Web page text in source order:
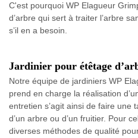
C'est pourquoi WP Elagueur
d’arbre qui sert à traiter l’arbre
s’il en a besoin.
Jardinier pour étêtage
Notre équipe de jardiniers WP
prend en charge la réalisation
entretien s’agit ainsi de faire une
d’un arbre ou d’un fruitier. Pour
diverses méthodes de qualité